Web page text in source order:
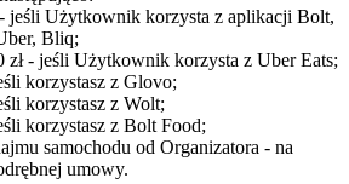
- jeśli Użytkownik korzysta z aplikacji Bolt,
Bliq;
zł - jeśli Użytkownik korzysta z Uber Eats;
korzystasz z Glovo;
korzystasz z Wolt;
korzystasz z Bolt Food;
samochodu od Organizatora - na
umowy.